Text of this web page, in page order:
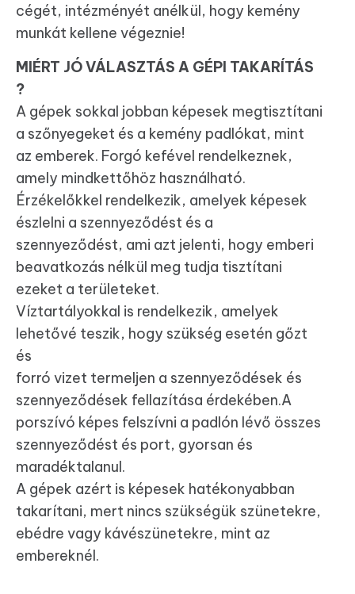
cégét, intézményét anélkül, hogy kemény
munkát kellene végeznie!
MIÉRT JÓ VÁLASZTÁS A GÉPI TAKARÍTÁS
?
A gépek sokkal jobban képesek megtisztítani
a szőnyegeket és a kemény padlókat, mint
az emberek. Forgó kefével rendelkeznek,
amely mindkettőhöz használható.
Érzékelőkkel rendelkezik, amelyek képesek
észlelni a szennyeződést és a
szennyeződést, ami azt jelenti, hogy emberi
beavatkozás nélkül meg tudja tisztítani
ezeket a területeket.
Víztartályokkal is rendelkezik, amelyek
lehetővé teszik, hogy szükség esetén gőzt
és
forró vizet termeljen a szennyeződések és
szennyeződések fellazítása érdekében.A
porszívó képes felszívni a padlón lévő összes
szennyeződést és port, gyorsan és
maradéktalanul.
A gépek azért is képesek hatékonyabban
takarítani, mert nincs szükségük szünetekre,
ebédre vagy kávészünetekre, mint az
embereknél.